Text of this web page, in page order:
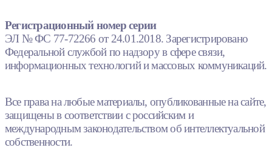
Регистрационный номер серии
ЭЛ № ФС 77-72266 от 24.01.2018. Зарегистрировано
Федеральной службой по надзору в сфере связи,
информационных технологий и массовых коммуникаций.
Все права на любые материалы, опубликованные на сайте,
защищены в соответствии с российским и
международным законодательством об интеллектуальной
собственности.